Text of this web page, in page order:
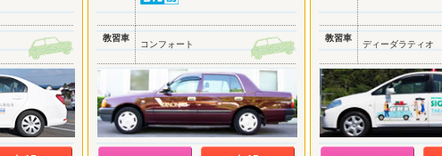
教習車
コンフォート
教習車
ディーダラティオ